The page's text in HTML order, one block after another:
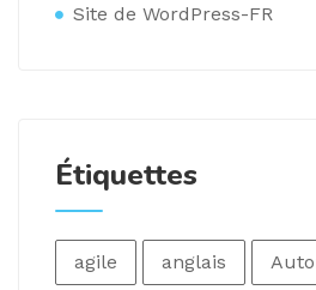
Site de WordPress-FR
Étiquettes
agile anglais